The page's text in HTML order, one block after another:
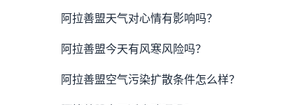
阿拉善盟天气对心情有影响吗？
阿拉善盟今天有风寒风险吗？
阿拉善盟空气污染扩散条件怎么样？